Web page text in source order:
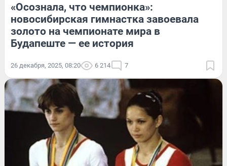
«Осознала, что чемпионка»:
новосибирская гимнастка завоевала
золото на чемпионате мира в
Будапеште — ее история
26 декабря, 2025, 08:20 6 214 7